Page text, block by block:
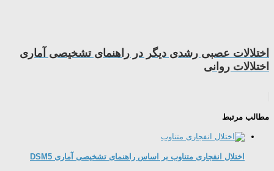
اختلالات عصبی رشدی دیگر در راهنمای تشخیصی آماری
اختلالات روانی
مطالب مرتبط
اختلال انفجاری متناوب بر اساس راهنمای تشخیصی آماری DSM5